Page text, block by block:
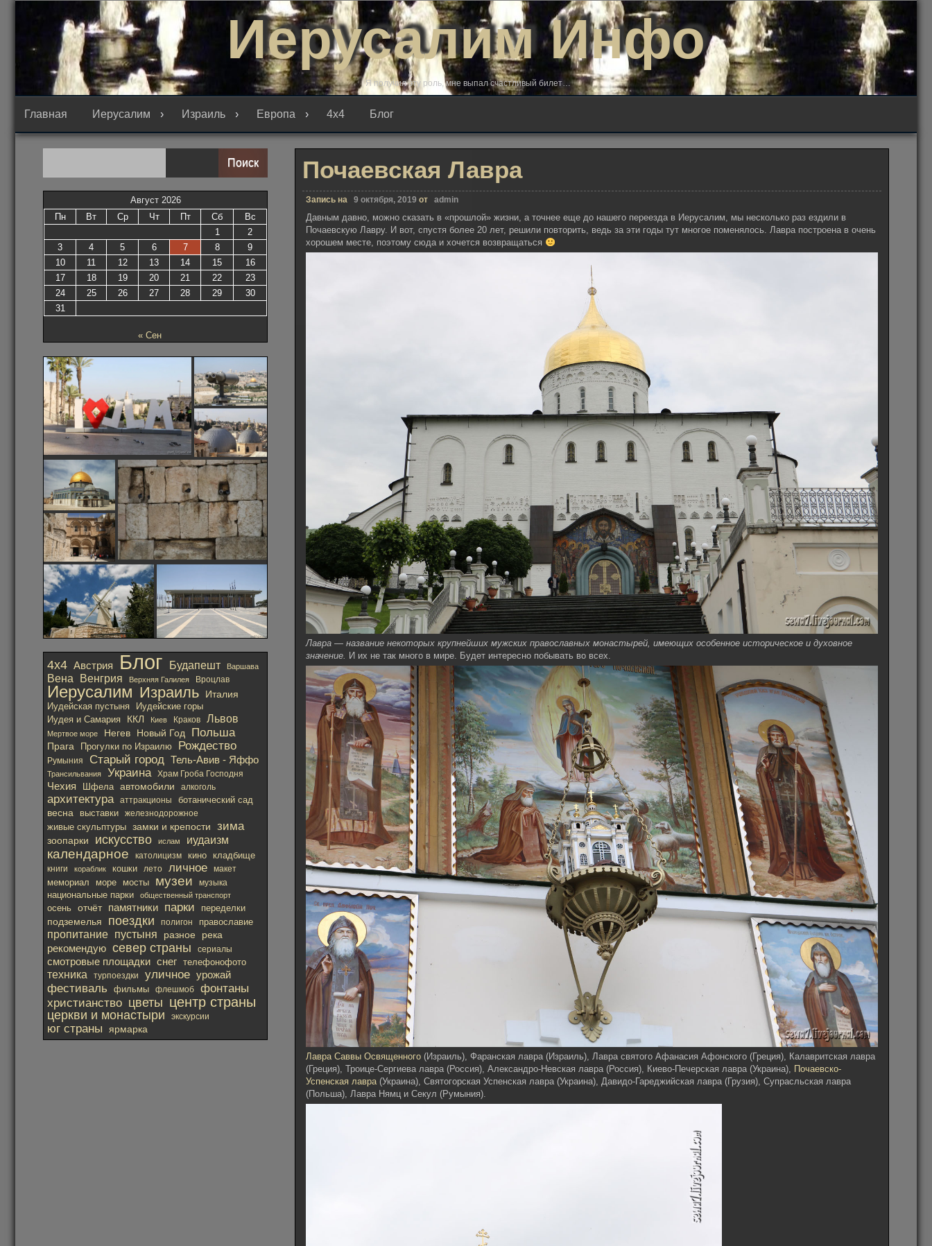
содержимому
Иерусалим Инфо
Я получил эту роль, мне выпал счастливый билет…
Главная Иерусалим Израиль Европа 4х4 Блог
Почаевская Лавра
Запись на 9 октября, 2019 от admin
Давным давно, можно сказать в «прошлой» жизни, а точнее еще до нашего переезда в Иерусалим, мы несколько раз ездили в
Почаевскую Лавру. И вот, спустя более 20 лет, решили повторить, ведь за эти годы тут многое поменялось. Лавра построена в очень
хорошем месте, поэтому сюда и хочется возвращаться
Лавра — название некоторых крупнейших мужских православных монастырей, имеющих особенное историческое и духовное
значение. И их не так много в мире. Будет интересно побывать во всех.
Лавра Саввы Освященного (Израиль), Фаранская лавра (Израиль), Лавра святого Афанасия Афонского (Греция), Калавритская лавра
(Греция), Троице-Сергиева лавра (Россия), Александро-Невская лавра (Россия), Киево-Печерская лавра (Украина), Почаевско-
Успенская лавра(Украина), Святогорская Успенская лавра (Украина), Давидо-Гареджийская лавра (Грузия), Супрасльская лавра
(Польша), Лавра Нямц и Секул (Румыния).
Поиск
Август 2026
Пн
Вт Ср Чт Пт Сб
Вс
1
2
3
4 5 6 7 8
9
10
11 12 13 14 15
16
17
18 19 20 21 22
23
24
25 26 27 28 29
30
31
« Сен
4х4 Австрия Блог Будапешт Варшава
Вена Венгрия Верхняя Галилея Вроцлав
Иерусалим Израиль Италия
Иудейская пустыня
Иудейские горы
Иудея и Самария
ККЛ Киев Краков Львов
Мертвое море Негев Новый Год Польша
Прага Прогулки по Израилю Рождество
Румыния Старый город Тель-Авив - Яффо
Трансильвания Украина Храм Гроба Господня
Чехия Шфела автомобили алкоголь
архитектура аттракционы ботанический сад
весна выставки
железнодорожное
живые скульптуры
замки и крепости зима
зоопарки искусство ислам иудаизм
календарное католицизм кино кладбище
книги кораблик кошки лето личное макет
мемориал море мосты музеи музыка
национальные парки общественный транспорт
осень отчёт памятники парки переделки
подземелья поездки полигон православие
пропитание пустыня разное река
рекомендую север страны сериалы
смотровые площадки снег телефонофото
техника турпоездки уличное урожай
фестиваль фильмы флешмоб фонтаны
христианство цветы центр страны
церкви и монастыри экскурсии
юг страны ярмарка